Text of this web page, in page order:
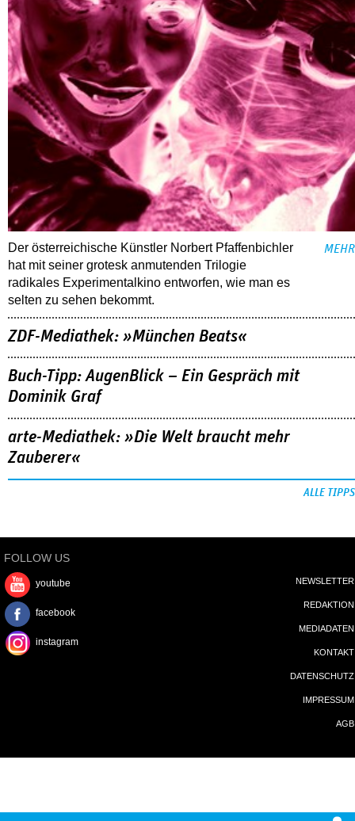
Der österreichische Künstler Norbert Pfaffenbichler
hat mit seiner grotesk anmutenden Trilogie
radikales Experimentalkino entworfen, wie man es
selten zu sehen bekommt.
MEHR
ZDF-Mediathek: »München Beats«
Buch-Tipp: AugenBlick – Ein Gespräch mit
Dominik Graf
arte-Mediathek: »Die Welt braucht mehr
Zauberer«
ALLE TIPPS
FOLLOW US
youtube
facebook
instagram
NEWSLETTER
REDAKTION
MEDIADATEN
KONTAKT
DATENSCHUTZ
IMPRESSUM
AGB